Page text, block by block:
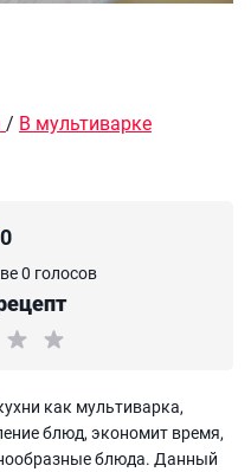
/ В мультиварке
0
0 голосов
как мультиварка,
блюд, экономит время,
блюда. Данный